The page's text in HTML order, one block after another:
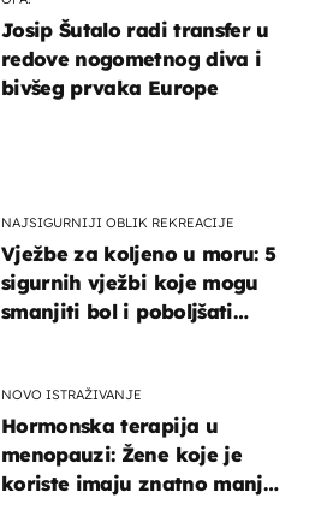
NAJSIGURNIJI OBLIK REKREACIJE
Vježbe za koljeno u moru: 5
sigurnih vježbi koje mogu
smanjiti bol i poboljšati
NOVO ISTRAŽIVANJE
Hormonska terapija u
menopauzi: Žene koje je
koriste imaju znatno manji
Josip Šutalo radi transfer u
redove nogometnog diva i
bivšeg prvaka Europe